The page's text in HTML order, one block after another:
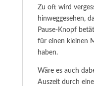
Zu oft wird
hinweggesehen,
Pause-Knopf
für einen kleinen
haben.
Wäre es auch
Auszeit durch